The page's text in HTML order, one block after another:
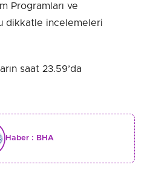
Programları ve
dikkatle incelemeleri
saat 23.59’da
Haber : BHA